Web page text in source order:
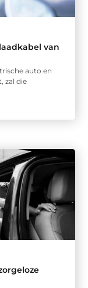
van
auto en
zal die